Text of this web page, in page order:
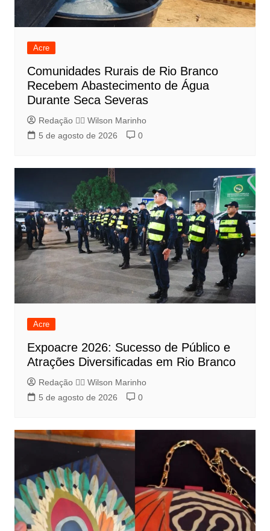
Acre
Comunidades Rurais de Rio Branco
Recebem Abastecimento de Água
Durante Seca Severas
Redação 👨‍⚖️​ Wilson Marinho
5 de agosto de 2026
0
Acre
Expoacre 2026: Sucesso de Público e
Atrações Diversificadas em Rio Branco
Redação 👨‍⚖️​ Wilson Marinho
5 de agosto de 2026
0